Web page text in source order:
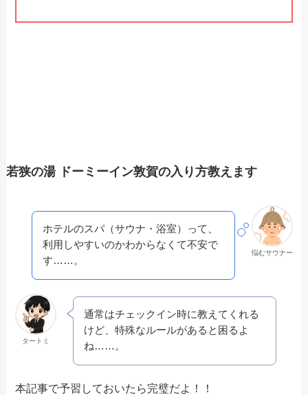
若狭の湯 ドーミーイン敦賀の入り方教えます
悩むサウナー
ホテルのスパ（サウナ・浴室）って、
利用しやすいのかわからなくて不安で
す……。
タートミ
通常はチェックイン時に教えてくれる
けど、特殊なルールがあると困るよ
ね……。
本記事で予習しておいたら完璧だよ！！